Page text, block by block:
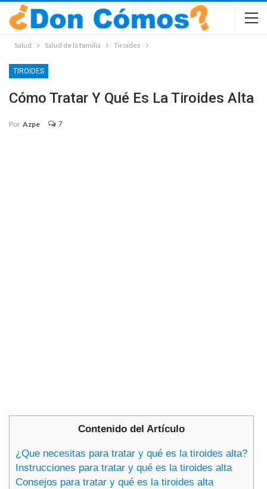
Salud Salud de la familia Tiroides
TIROIDES
Cómo Tratar Y Qué Es La Tiroides Alta
Por Azpe 7
Contenido del Artículo
¿Que necesitas para tratar y qué es la tiroides alta?
Instrucciones para tratar y qué es la tiroides alta
Consejos para tratar y qué es la tiroides alta